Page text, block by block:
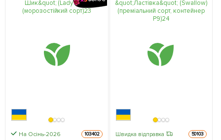
На Осінь-2026 103402 Швидка відправка 50103